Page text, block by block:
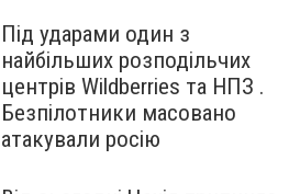
Під ударами один з
найбільших розподільчих
центрів Wildberries та НПЗ .
Безпілотники масовано
атакували росію